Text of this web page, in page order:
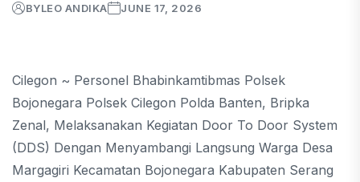
BYLEO ANDIKA JUNE 17, 2026
Cilegon ~ Personel Bhabinkamtibmas Polsek
Bojonegara Polsek Cilegon Polda Banten, Bripka
Zenal, Melaksanakan Kegiatan Door To Door System
(DDS) Dengan Menyambangi Langsung Warga Desa
Margagiri Kecamatan Bojonegara Kabupaten Serang